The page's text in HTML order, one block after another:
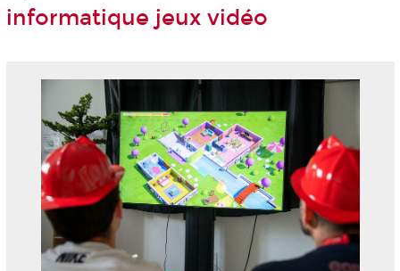
informatique jeux vidéo